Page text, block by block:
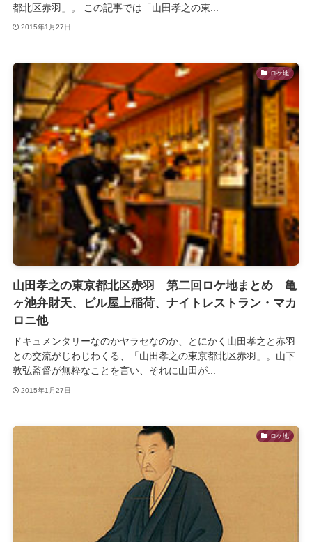
都北区赤羽」。 この記事では「山田孝之の東...
2015年1月27日
ロケ地
山田孝之の東京都北区赤羽 第二回ロケ地まとめ 亀
ヶ池弁財天、ビル屋上稲荷、ナイトレストラン・マカ
ロニ他
ドキュメンタリーなのかヤラセなのか、とにかく山田孝之と赤羽
との交流がじわじわくる、「山田孝之の東京都北区赤羽」。山下
敦弘監督が無粋なことを言い、それに山田が...
2015年1月27日
ロケ地